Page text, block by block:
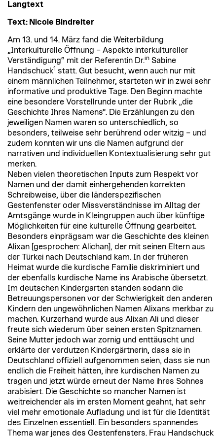
Langtext
Text: Nicole Bindreiter
Am 13. und 14. März fand die Weiterbildung
„Interkulturelle Öffnung – Aspekte interkultureller
Verständigung“ mit der Referentin Dr.in Sabine
Handschuck1 statt. Gut besucht, wenn auch nur mit
einem männlichen Teilnehmer, starteten wir in zwei sehr
informative und produktive Tage. Den Beginn machte
eine besondere Vorstellrunde unter der Rubrik „die
Geschichte Ihres Namens“. Die Erzählungen zu den
jeweiligen Namen waren so unterschiedlich, so
besonders, teilweise sehr berührend oder witzig – und
zudem konnten wir uns die Namen aufgrund der
narrativen und individuellen Kontextualisierung sehr gut
merken.
Neben vielen theoretischen Inputs zum Respekt vor
Namen und der damit einhergehenden korrekten
Schreibweise, über die länderspezifischen
Gestenfenster oder Missverständnisse im Alltag der
Amtsgänge wurde in Kleingruppen auch über künftige
Möglichkeiten für eine kulturelle Öffnung gearbeitet.
Besonders einprägsam war die Geschichte des kleinen
Alixan [gesprochen: Alichan], der mit seinen Eltern aus
der Türkei nach Deutschland kam. In der früheren
Heimat wurde die kurdische Familie diskriminiert und
der ebenfalls kurdische Name ins Arabische übersetzt.
Im deutschen Kindergarten standen sodann die
Betreuungspersonen vor der Schwierigkeit den anderen
Kindern den ungewöhnlichen Namen Alixans merkbar zu
machen. Kurzerhand wurde aus Alixan Ali und dieser
freute sich wiederum über seinen ersten Spitznamen.
Seine Mutter jedoch war zornig und enttäuscht und
erklärte der verdutzen Kindergärtnerin, dass sie in
Deutschland offiziell aufgenommen seien, dass sie nun
endlich die Freiheit hätten, ihre kurdischen Namen zu
tragen und jetzt würde erneut der Name ihres Sohnes
arabisiert. Die Geschichte so mancher Namen ist
weitreichender als im ersten Moment geahnt, hat sehr
viel mehr emotionale Aufladung und ist für die Identität
des Einzelnen essentiell. Ein besonders spannendes
Thema war jenes des Gestenfensters. Frau Handschuck